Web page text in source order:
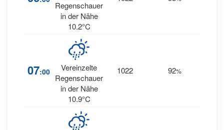
Regenschauer
in der Nähe
10.2°C
07:00
Vereinzelte
Regenschauer
in der Nähe
10.9°C
1022 92%